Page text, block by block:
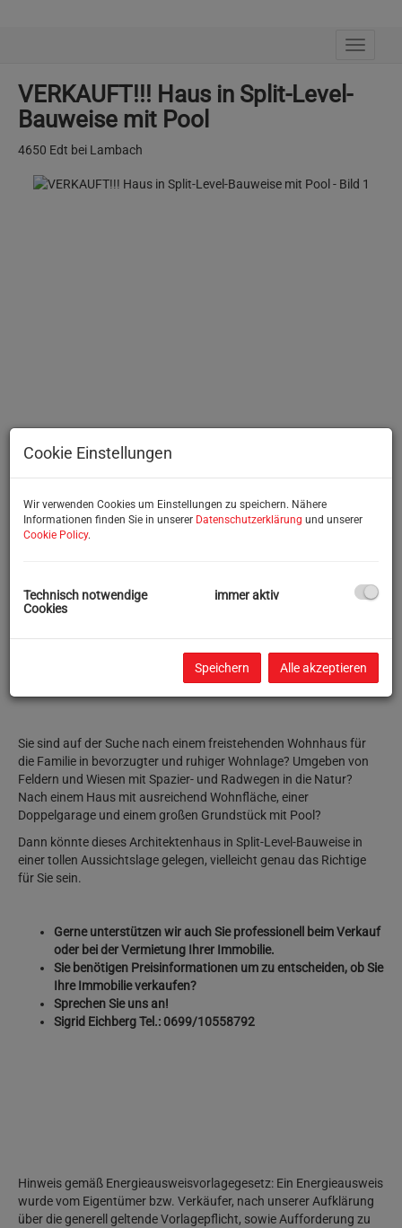
VERKAUFT!!! Haus in Split-Level-
Bauweise mit Pool
4650 Edt bei Lambach
Beschreibung
VERKAUFT!!!!
Sie sind auf der Suche nach einem freistehenden Wohnhaus für
die Familie in bevorzugter und ruhiger Wohnlage? Umgeben von
Feldern und Wiesen mit Spazier- und Radwegen in die Natur?
Nach einem Haus mit ausreichend Wohnfläche, einer
Doppelgarage und einem großen Grundstück mit Pool?
Dann könnte dieses Architektenhaus in Split-Level-Bauweise in
einer tollen Aussichtslage gelegen, vielleicht genau das Richtige
für Sie sein.
Gerne unterstützen wir auch Sie professionell beim Verkauf
oder bei der Vermietung Ihrer Immobilie.
Sie benötigen Preisinformationen um zu entscheiden, ob Sie
Ihre Immobilie verkaufen?
Sprechen Sie uns an!
Sigrid Eichberg Tel.: 0699/10558792
Hinweis gemäß Energieausweisvorlagegesetz: Ein Energieausweis
wurde vom Eigentümer bzw. Verkäufer, nach unserer Aufklärung
über die generell geltende Vorlagepflicht, sowie Aufforderung zu
Cookie Einstellungen
Wir verwenden Cookies um Einstellungen zu speichern. Nähere
Informationen finden Sie in unserer Datenschutzerklärung und unserer
Cookie Policy.
Technisch notwendige
Cookies
immer aktiv
Speichern Alle akzeptieren